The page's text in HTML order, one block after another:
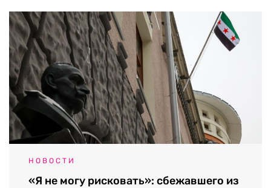
НОВОСТИ
«Я не могу рисковать»: сбежавшего из